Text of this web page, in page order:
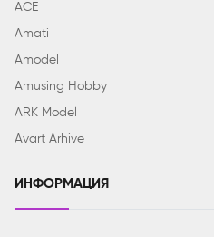
ACE
Amati
Amodel
Amusing Hobby
ARK Model
Avart Arhive
ИНФОРМАЦИЯ